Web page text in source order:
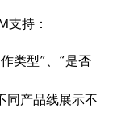
支持：
类型”、“是否
同产品线展示不